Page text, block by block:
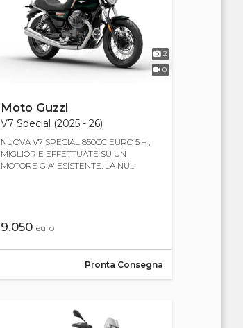
2
0
Moto Guzzi
V7 Special (2025 - 26)
NUOVA V7 SPECIAL 850CC EURO 5 + ,
MIGLIORIE EFFETTUATE SU UN
MOTORE GIA' ESISTENTE. LA NU...
9.050euro
Pronta Consegna